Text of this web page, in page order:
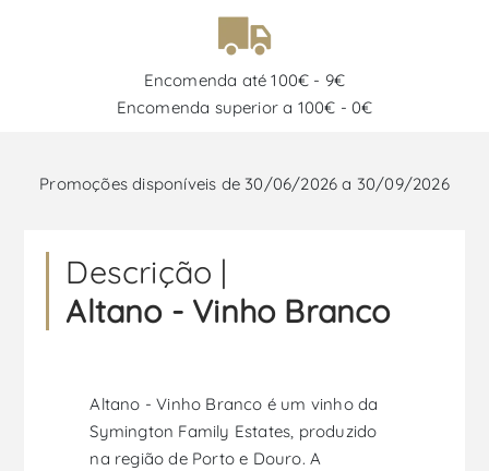
Encomenda até 100€ - 9€
Encomenda superior a 100€ - 0€
Promoções disponíveis de 30/06/2026 a 30/09/2026
Descrição |
Altano - Vinho Branco
Altano - Vinho Branco é um vinho da
Symington Family Estates, produzido
na região de Porto e Douro. A